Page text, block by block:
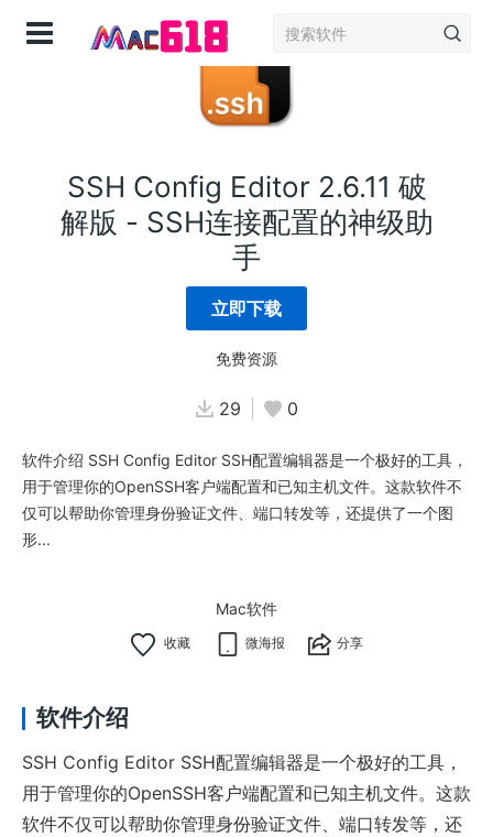
SSH Config Editor 2.6.11 破
解版 - SSH连接配置的神级助
手
立即下载
免费资源
29 0
软件介绍 SSH Config Editor SSH配置编辑器是一个极好的工具，
用于管理你的OpenSSH客户端配置和已知主机文件。这款软件不
仅可以帮助你管理身份验证文件、端口转发等，还提供了一个图
形...
Mac软件
微海报 分享
软件介绍
SSH Config Editor SSH配置编辑器是一个极好的工具，
用于管理你的OpenSSH客户端配置和已知主机文件。这款
软件不仅可以帮助你管理身份验证文件、端口转发等，还